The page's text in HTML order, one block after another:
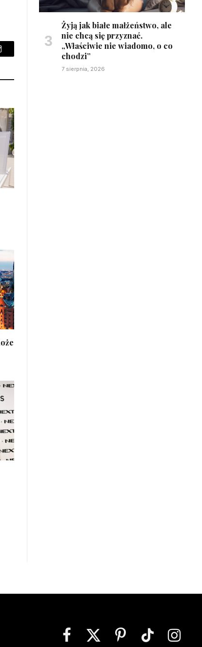
Żyją jak białe małżeństwo, ale
nie chcą się przyznać.
„Właściwie nie wiadomo, o co
chodzi”
7 sierpnia, 2026
Facebook
X
PinterestTikTok